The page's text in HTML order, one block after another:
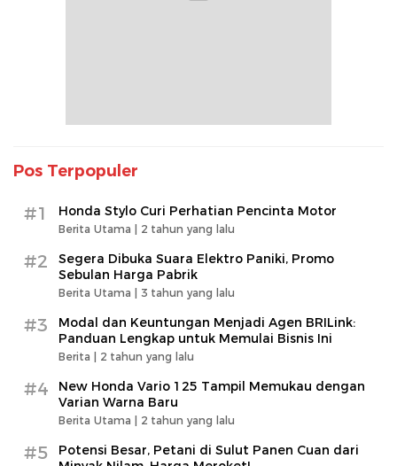
Pos Terpopuler
#1 Honda Stylo Curi Perhatian Pencinta Motor
Berita Utama | 2 tahun yang lalu
#2
Segera Dibuka Suara Elektro Paniki, Promo
Sebulan Harga Pabrik
Berita Utama | 3 tahun yang lalu
#3
Modal dan Keuntungan Menjadi Agen BRILink:
Panduan Lengkap untuk Memulai Bisnis Ini
Berita | 2 tahun yang lalu
#4
New Honda Vario 125 Tampil Memukau dengan
Varian Warna Baru
Berita Utama | 2 tahun yang lalu
#5
Potensi Besar, Petani di Sulut Panen Cuan dari